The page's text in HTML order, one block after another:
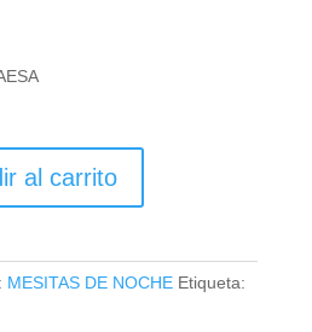
al carrito
MESITAS DE NOCHE Etiqueta: